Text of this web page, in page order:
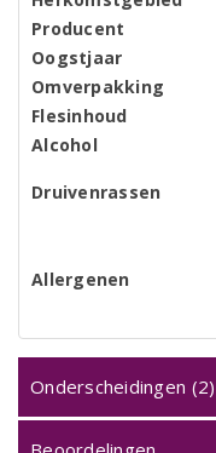
Producent
Oogstjaar
Omverpakking
Flesinhoud
Alcohol
Druivenrassen
Allergenen
Onderscheidingen (2)